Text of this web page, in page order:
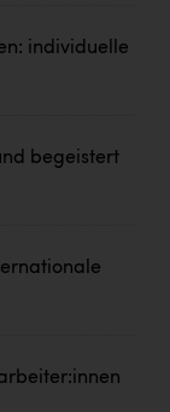
individuelle
begeistert